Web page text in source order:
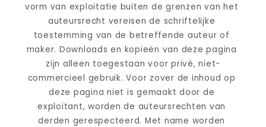
vorm van exploitatie buiten de grenzen van het
auteursrecht vereisen de schriftelijke
toestemming van de betreffende auteur of
maker. Downloads en kopieën van deze pagina
zijn alleen toegestaan voor privé, niet-
commercieel gebruik. Voor zover de inhoud op
deze pagina niet is gemaakt door de
exploitant, worden de auteursrechten van
derden gerespecteerd. Met name worden